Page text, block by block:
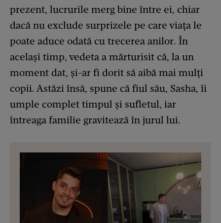
prezent, lucrurile merg bine între ei, chiar
dacă nu exclude surprizele pe care viața le
poate aduce odată cu trecerea anilor. În
același timp, vedeta a mărturisit că, la un
moment dat, și-ar fi dorit să aibă mai mulți
copii. Astăzi însă, spune că fiul său, Sasha, îi
umple complet timpul și sufletul, iar
întreaga familie gravitează în jurul lui.